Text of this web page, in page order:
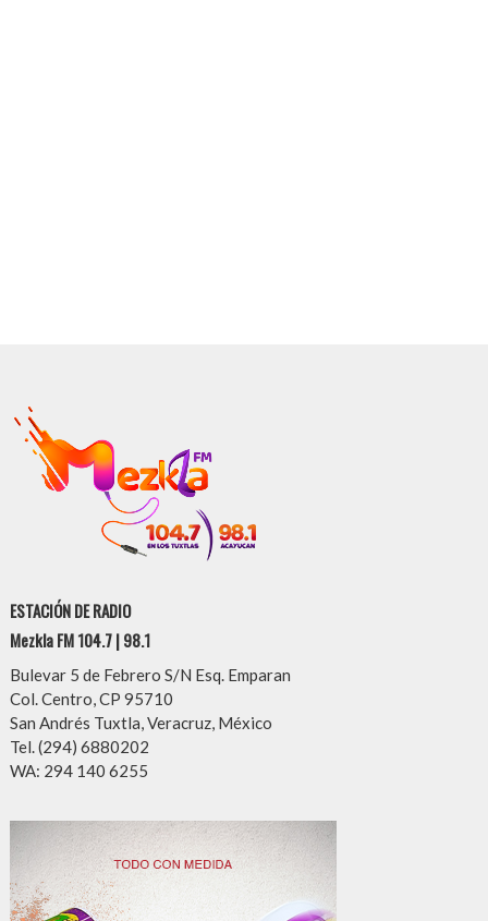
ESTACIÓN DE RADIO
Mezkla FM 104.7 | 98.1
Bulevar 5 de Febrero S/N Esq. Emparan
Col. Centro, CP 95710
San Andrés Tuxtla, Veracruz, México
Tel. (294) 6880202
WA: 294 140 6255